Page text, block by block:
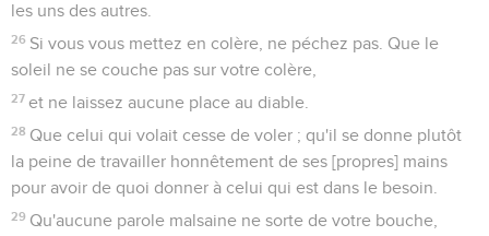
les uns des autres.
26 Si vous vous mettez en colère, ne péchez pas. Que le
soleil ne se couche pas sur votre colère,
27 et ne laissez aucune place au diable.
28 Que celui qui volait cesse de voler ; qu'il se donne plutôt
la peine de travailler honnêtement de ses [propres] mains
pour avoir de quoi donner à celui qui est dans le besoin.
29 Qu'aucune parole malsaine ne sorte de votre bouche,